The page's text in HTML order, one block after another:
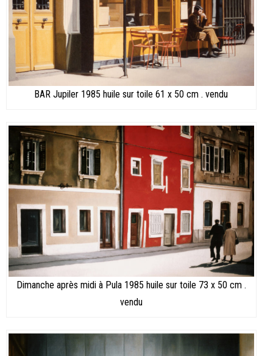
BAR Jupiler 1985 huile sur toile 61 x 50 cm . vendu
Dimanche après midi à Pula 1985 huile sur toile 73 x 50 cm .
vendu